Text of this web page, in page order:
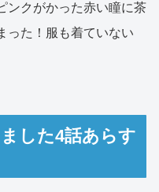
ンクがかった赤い瞳に茶
った！服も着ていない
した4話あらす